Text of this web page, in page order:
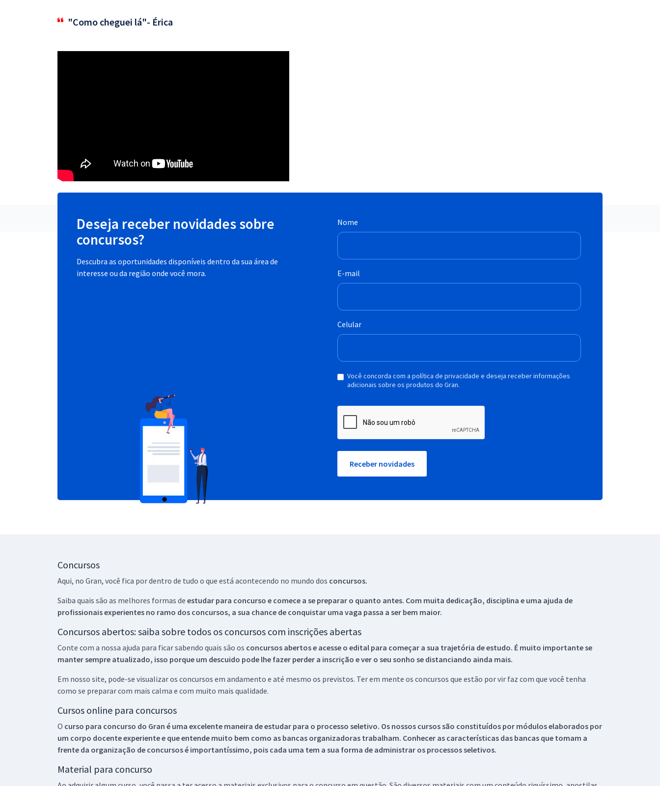
"Como cheguei lá"- Érica
Deseja receber novidades sobre
concursos?
Descubra as oportunidades disponíveis dentro da sua área de
interesse ou da região onde você mora.
Nome
E-mail
Celular
Você concorda com a política de privacidade e deseja receber informações
adicionais sobre os produtos do Gran.
Receber novidades
Concursos
Aqui, no Gran, você fica por dentro de tudo o que está acontecendo no mundo dos concursos.
Saiba quais são as melhores formas de estudar para concurso e comece a se preparar o quanto antes. Com muita dedicação, disciplina e uma ajuda de
profissionais experientes no ramo dos concursos, a sua chance de conquistar uma vaga passa a ser bem maior.
Concursos abertos: saiba sobre todos os concursos com inscrições abertas
Conte com a nossa ajuda para ficar sabendo quais são os concursos abertos e acesse o edital para começar a sua trajetória de estudo. É muito importante se
manter sempre atualizado, isso porque um descuido pode lhe fazer perder a inscrição e ver o seu sonho se distanciando ainda mais.
Em nosso site, pode-se visualizar os concursos em andamento e até mesmo os previstos. Ter em mente os concursos que estão por vir faz com que você tenha
como se preparar com mais calma e com muito mais qualidade.
Cursos online para concursos
O curso para concurso do Gran é uma excelente maneira de estudar para o processo seletivo. Os nossos cursos são constituídos por módulos elaborados por
um corpo docente experiente e que entende muito bem como as bancas organizadoras trabalham. Conhecer as características das bancas que tomam a
frente da organização de concursos é importantíssimo, pois cada uma tem a sua forma de administrar os processos seletivos.
Material para concurso